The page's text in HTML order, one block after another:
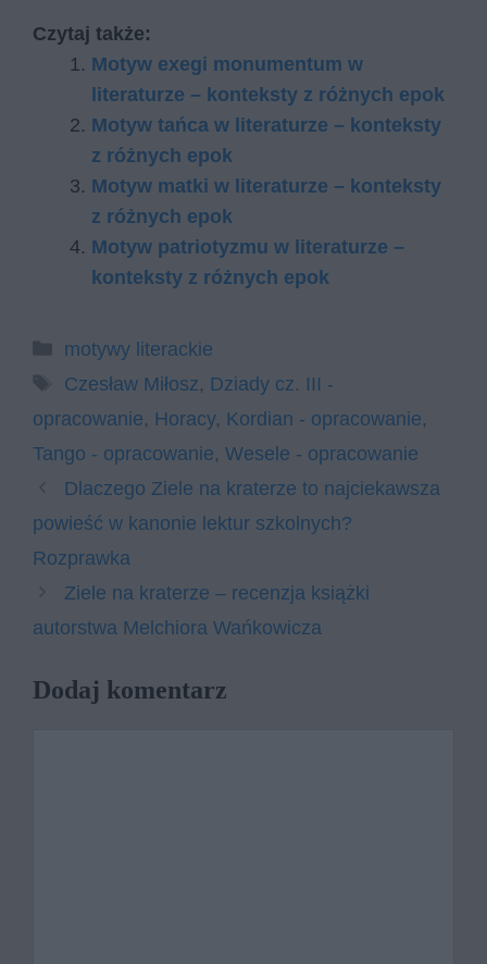
Czytaj także:
Motyw exegi monumentum w
literaturze – konteksty z różnych epok
Motyw tańca w literaturze – konteksty
z różnych epok
Motyw matki w literaturze – konteksty
z różnych epok
Motyw patriotyzmu w literaturze –
konteksty z różnych epok
Kategorie
motywy literackie
Tagi
Czesław Miłosz, Dziady cz. III -
opracowanie, Horacy, Kordian - opracowanie,
Tango - opracowanie, Wesele - opracowanie
Dlaczego Ziele na kraterze to najciekawsza
powieść w kanonie lektur szkolnych?
Rozprawka
Ziele na kraterze – recenzja książki
autorstwa Melchiora Wańkowicza
Dodaj komentarz